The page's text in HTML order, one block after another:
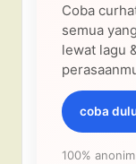
Coba
semua
lewat lagu
coba
100%